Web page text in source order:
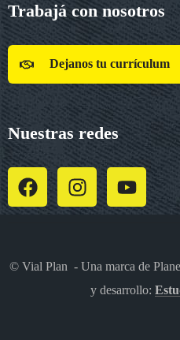
Trabajá con nosotros
Dejanos tu currículum
Nuestras redes
© Vial Plan - Una marca de
y desarrollo: